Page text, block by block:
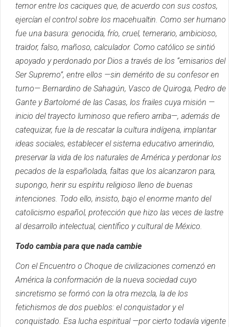
temor entre los caciques que, de acuerdo con sus costos,
ejercían el control sobre los macehualtin. Como ser humano
fue una basura: genocida, frío, cruel, temerario, ambicioso,
traidor, falso, mañoso, calculador. Como católico se sintió
apoyado y perdonado por Dios a través de los “emisarios del
Ser Supremo”, entre ellos —sin demérito de su confesor en
turno— Bernardino de Sahagún, Vasco de Quiroga, Pedro de
Gante y Bartolomé de las Casas, los frailes cuya misión —
inicio del trayecto luminoso que refiero arriba—, además de
catequizar, fue la de rescatar la cultura indígena, implantar
ideas sociales, establecer el sistema educativo amerindio,
preservar la vida de los naturales de América y perdonar los
pecados de la españolada, faltas que los alcanzaron para,
supongo, herir su espíritu religioso lleno de buenas
intenciones. Todo ello, insisto, bajo el enorme manto del
catolicismo español, protección que hizo las veces de lastre
al desarrollo intelectual, científico y cultural de México.
Todo cambia para que nada cambie
Con el Encuentro o Choque de civilizaciones comenzó en
América la conformación de la nueva sociedad cuyo
sincretismo se formó con la otra mezcla, la de los
fetichismos de dos pueblos: el conquistador y el
conquistado. Esa lucha espiritual —por cierto todavía vigente